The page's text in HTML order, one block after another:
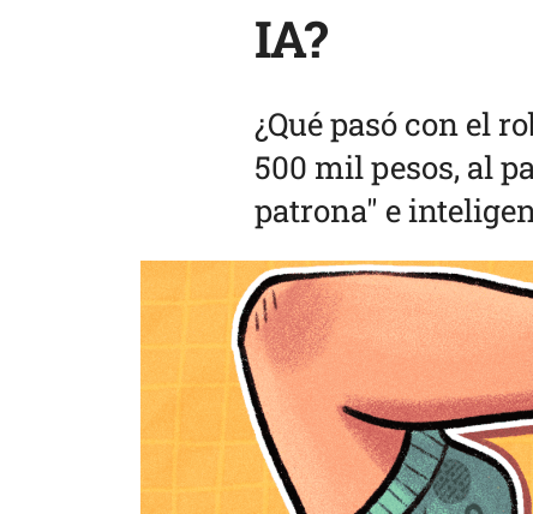
IA?
¿Qué pasó con el
500 mil pesos, al
patrona" e